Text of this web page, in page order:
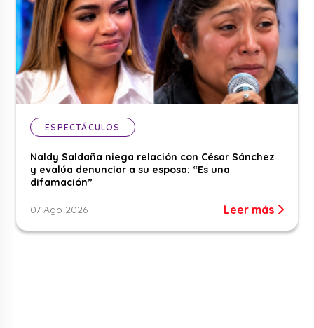
ESPECTÁCULOS
Naldy Saldaña niega relación con César Sánchez
y evalúa denunciar a su esposa: “Es una
difamación”
07 Ago 2026 Leer más